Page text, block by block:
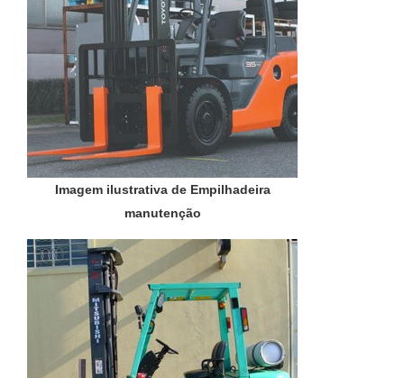
Imagem ilustrativa de Empilhadeira
manutenção